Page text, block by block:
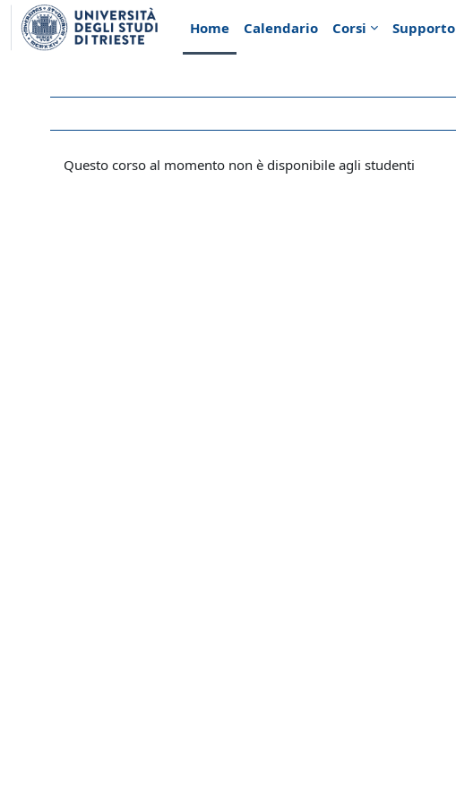
Vai al contenuto principale
Home
Calendario Corsi Supporto
Questo corso al momento non è disponibile agli studenti